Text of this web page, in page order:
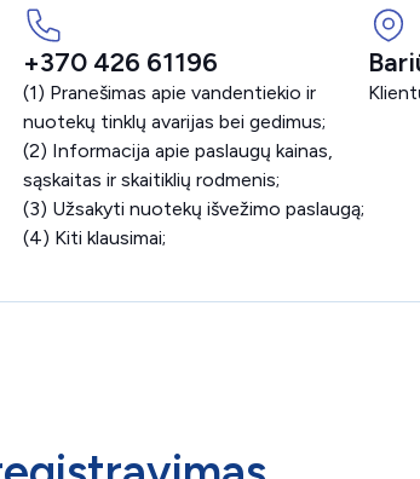
+370 426 61196
(1) Pranešimas apie vandentiekio ir
nuotekų tinklų avarijas bei gedimus;
(2) Informacija apie paslaugų kainas,
sąskaitas ir skaitiklių rodmenis;
(3) Užsakyti nuotekų išvežimo paslaugą;
(4) Kiti klausimai;